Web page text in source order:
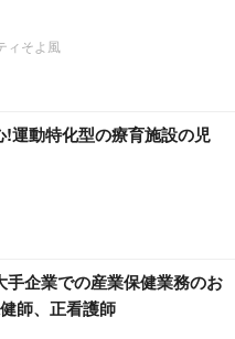
ィそよ風
!運動特化型の療育施設の児
企業での産業保健業務のお
師、正看護師